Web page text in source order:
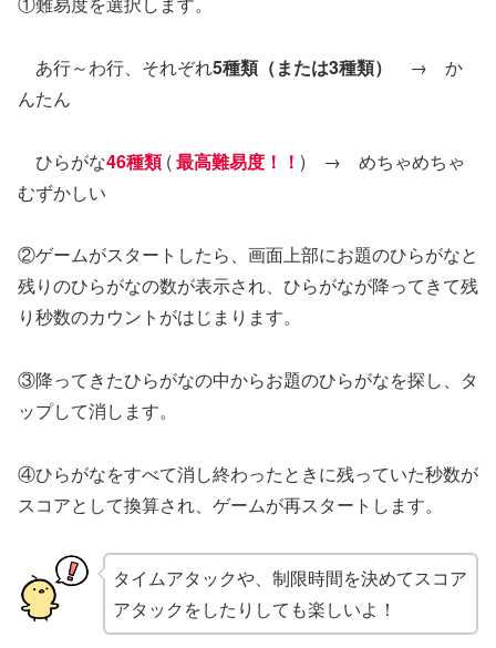
あ行～わ行、それぞれ5種類（または3種類）
→ か
んたん
ひらがな46種類(最高難易度！！ ) → めちゃめちゃ
むずかしい
②ゲームがスタートしたら、画面上部にお題のひらがなと
残りのひらがなの数が表示され、ひらがなが降ってきて残
り秒数のカウントがはじまります。
③降ってきたひらがなの中からお題のひらがなを探し、タ
ップして消します。
④ひらがなをすべて消し終わったときに残っていた秒数が
スコアとして換算され、ゲームが再スタートします。
タイムアタックや、制限時間を決めてスコア
アタックをしたりしても楽しいよ！